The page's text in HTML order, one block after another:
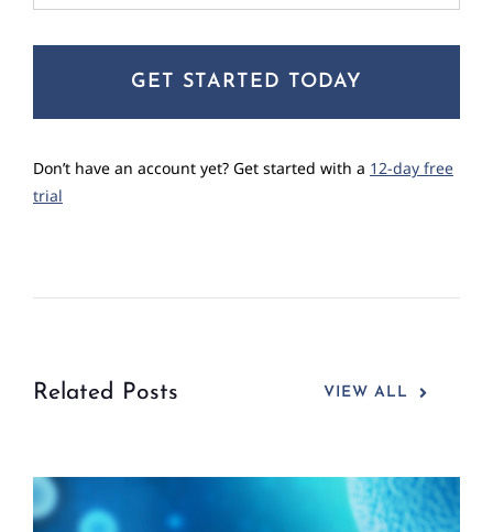
GET STARTED TODAY
Don’t have an account yet? Get started with a 12-day free
trial
Related Posts VIEW ALL